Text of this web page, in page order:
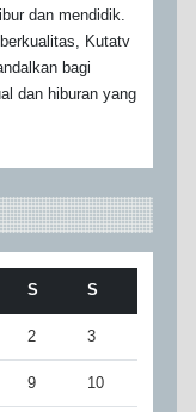
dan mendidik.
Kutatv
bagi
dan hiburan yang
S S
2 3
9 10